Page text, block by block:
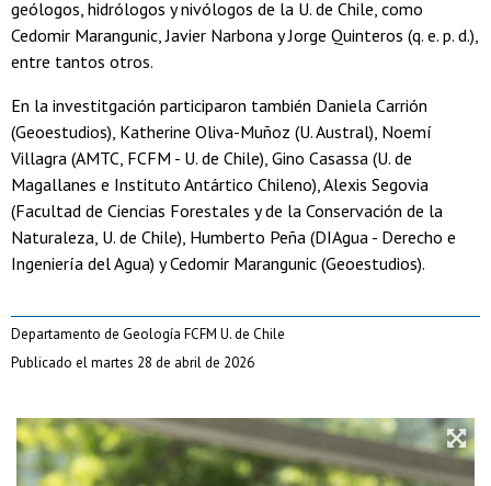
geólogos, hidrólogos y nivólogos de la U. de Chile, como
Cedomir Marangunic, Javier Narbona y Jorge Quinteros (q. e. p. d.),
entre tantos otros.
En la investitgación participaron también Daniela Carrión
(Geoestudios), Katherine Oliva-Muñoz (U. Austral), Noemí
Villagra (AMTC, FCFM - U. de Chile), Gino Casassa (U. de
Magallanes e Instituto Antártico Chileno), Alexis Segovia
(Facultad de Ciencias Forestales y de la Conservación de la
Naturaleza, U. de Chile), Humberto Peña (DIAgua - Derecho e
Ingeniería del Agua) y Cedomir Marangunic (Geoestudios).
Departamento de Geología FCFM U. de Chile
Publicado el martes 28 de abril de 2026